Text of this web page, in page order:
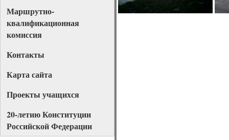
Маршрутно-
квалификационная
комиссия
Контакты
Карта сайта
Проекты учащихся
20-летию Конституции
Российской Федерации